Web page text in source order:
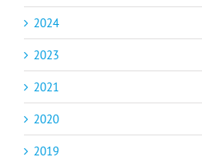
2024
2023
2021
2020
2019